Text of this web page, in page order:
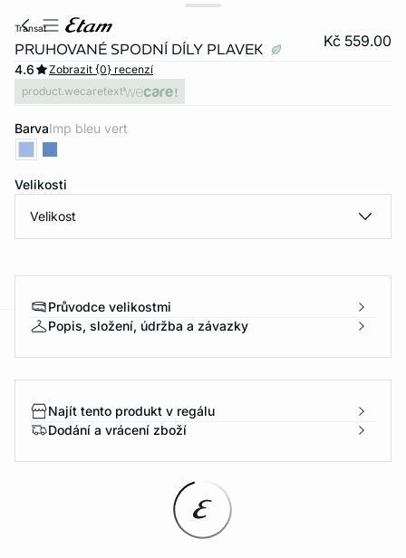
transat
PRUHOVANÉ SPODNÍ DÍLY PLAVEK Kč 559.00
4.6
Zobrazit {0} recenzí
product.wecaretext
Barva imp bleu vert
Velikosti
Velikost
Průvodce velikostmi
Popis, složení, údržba a závazky
Najít tento produkt v regálu
Dodání a vrácení zboží